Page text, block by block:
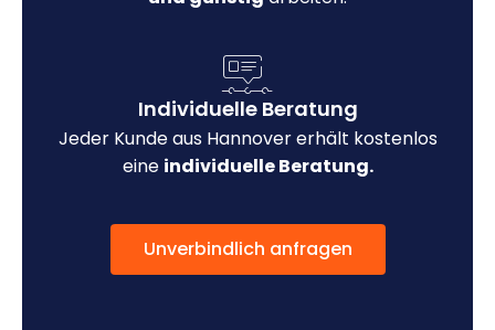
Individuelle Beratung
Jeder Kunde aus Hannover erhält kostenlos
eine individuelle Beratung.
Unverbindlich anfragen